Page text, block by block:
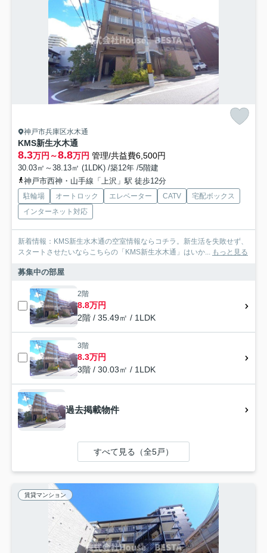
神戸市兵庫区水木通
KMS新生水木通
8.3万円～8.8万円 管理/共益費6,500円
30.03㎡～38.13㎡ (1LDK) /築12年 /5階建
神戸市西神・山手線「上沢」駅 徒歩12分
駐輪場 オートロック エレベーター CATV
宅配ボックス
インターネット対応
新着情報：KMS新生水木通の空室情報ならコチラ。新生活を失敗せず、
スタートさせたいならこちらの「KMS新生水木通」はいか... もっと見る
募集中の部屋
2階
8.8万円
2階 / 35.49㎡ / 1LDK
3階
8.3万円
3階 / 30.03㎡ / 1LDK
過去掲載物件
すべて見る（全5戸）
賃貸マンション